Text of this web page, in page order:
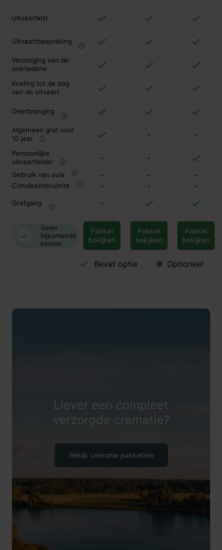
Uitvaartkist
Uitvaartbespreking
Verzorging van de
overledene
Koeling tot de dag
van de uitvaart
Overbrenging
Algemeen graf voor
10 jaar
- -
Persoonlijke
uitvaartleider
- -
Gebruik van aula - - -
Conoleanceruimte - - -
Grafgang -
Geen
bijkomende
kosten
Pakket
bekijken
Pakket
bekijken
Pakket
bekijken
Bevat optie Optioneel
Liever een compleet
verzorgde crematie?
Bekijk crematie pakketten